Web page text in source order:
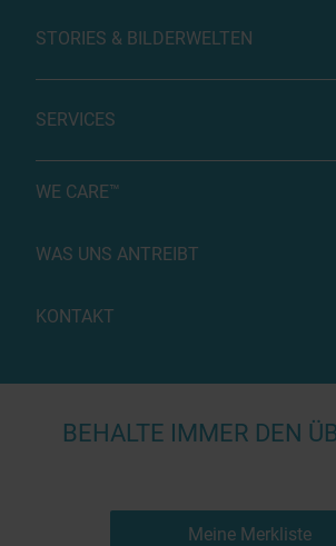
STORIES & BILDERWELTEN
SERVICES
WE CARE™
WAS UNS ANTREIBT
KONTAKT
BEHALTE IMMER DEN
Meine Merkliste